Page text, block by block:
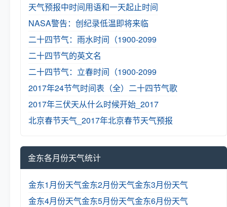
天气预报中时间用语和一天起止时间
NASA警告：创纪录低温即将来临
二十四节气：雨水时间（1900-2099
二十四节气的英文名
二十四节气：立春时间（1900-2099
2017年24节气时间表（全） 二十四节气歌
2017年三伏天从什么时候开始_2017
北京春节天气_2017年北京春节天气预报
金东各月份天气统计
金东1月份天气金东2月份天气金东3月份天气
金东4月份天气金东5月份天气金东6月份天气